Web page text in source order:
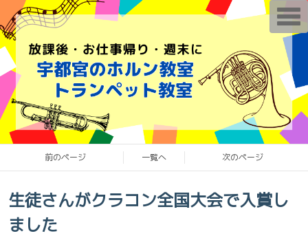
前のページ 一覧へ 次のページ
生徒さんがクラコン全国大会で入賞し
ました
T
o
g
e
n
v
g
a
i